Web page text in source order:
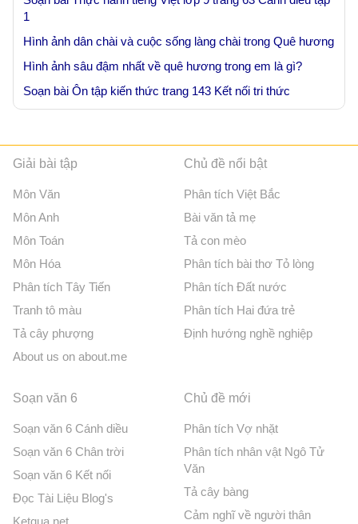
1
Hình ảnh dân chài và cuộc sống làng chài trong Quê hương
Hình ảnh sâu đậm nhất về quê hương trong em là gì?
Soạn bài Ôn tập kiến thức trang 143 Kết nối tri thức
Giải bài tập
Môn Văn
Môn Anh
Môn Toán
Môn Hóa
Phân tích Tây Tiến
Tranh tô màu
Tả cây phượng
About us on about.me
Chủ đề nổi bật
Phân tích Việt Bắc
Bài văn tả mẹ
Tả con mèo
Phân tích bài thơ Tỏ lòng
Phân tích Đất nước
Phân tích Hai đứa trẻ
Định hướng nghề nghiệp
Soạn văn 6
Soạn văn 6 Cánh diều
Soạn văn 6 Chân trời
Soạn văn 6 Kết nối
Đọc Tài Liệu Blog's
Ketqua net
Chủ đề mới
Phân tích Vợ nhặt
Phân tích nhân vật Ngô Tử
Văn
Tả cây bàng
Cảm nghĩ về người thân